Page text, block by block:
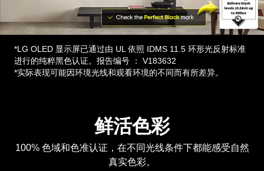
*LG OLED 显示屏已通过由 UL 依照 IDMS 11.5 环形光反射标准
进行的纯粹黑色认证。报告编号 ： V183632
*实际表现可能因环境光线和观看环境的不同而有所差异。
鲜活色彩
100% 色域和色准认证，在不同光线条件下都能感受自然
真实色彩。